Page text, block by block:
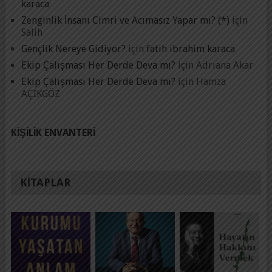
karaca
Zenginlik İnsanı Cimri ve Acımasız Yapar mı? (*) için
Salih
Gençlik Nereye Gidiyor? için fatih ibrahim karaca
Ekip Çalışması Her Derde Deva mı? için Adrıana Akar
Ekip Çalışması Her Derde Deva mı? için Hamza
AÇIKGÖZ
KIŞILIK ENVANTERI
KITAPLAR